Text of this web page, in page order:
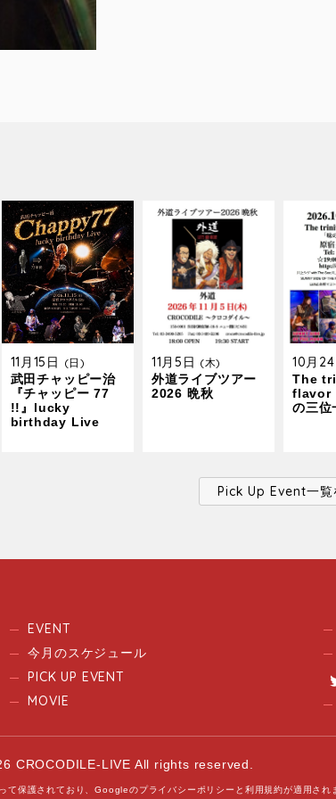
11月15日 (日)
武田チャッピー治
『チャッピー 77
!!』lucky
birthday Live
11月5日 (木)
外道ライブツアー
2026 晩秋
10月24
The
flavor
の三位
Pick Up Event一覧
EVENT
今月のスケジュール
PICK UP EVENT
MOVIE
CROCODILE-LIVE All rights reserved.
て保護されており、Googleのプライバシーポリシー と 利用規約が適用され